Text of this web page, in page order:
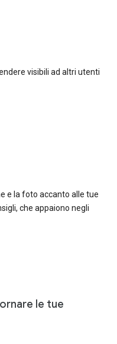
visibili ad altri utenti
e la foto accanto alle tue
che appaiono negli
le tue